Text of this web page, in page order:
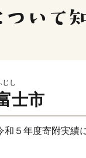
じし
士市
和５年度寄附実績